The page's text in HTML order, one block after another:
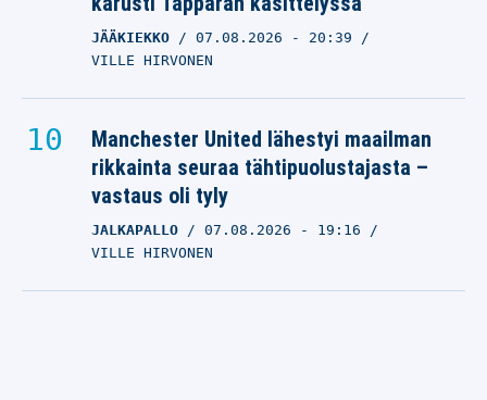
JÄÄKIEKKO 07.08.2026 - 20:39
VILLE HIRVONEN
Manchester United lähestyi maailman
rikkainta seuraa tähtipuolustajasta –
vastaus oli tyly
JALKAPALLO 07.08.2026 - 19:16
VILLE HIRVONEN